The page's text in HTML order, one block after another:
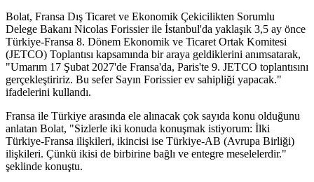
Bolat, Fransa Dış Ticaret ve Ekonomik Çekicilikten Sorumlu
Delege Bakanı Nicolas Forissier ile İstanbul'da yaklaşık 3,5 ay önce
Türkiye-Fransa 8. Dönem Ekonomik ve Ticaret Ortak Komitesi
(JETCO) Toplantısı kapsamında bir araya geldiklerini anımsatarak,
"Umarım 17 Şubat 2027'de Fransa'da, Paris'te 9. JETCO toplantısını
gerçekleştiririz. Bu sefer Sayın Forissier ev sahipliği yapacak."
ifadelerini kullandı.
Fransa ile Türkiye arasında ele alınacak çok sayıda konu olduğunu
anlatan Bolat, "Sizlerle iki konuda konuşmak istiyorum: İlki
Türkiye-Fransa ilişkileri, ikincisi ise Türkiye-AB (Avrupa Birliği)
ilişkileri. Çünkü ikisi de birbirine bağlı ve entegre meselelerdir."
şeklinde konuştu.